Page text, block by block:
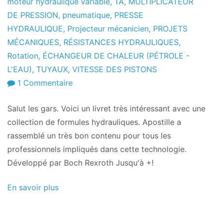
DE PRESSION, pneumatique, PRESSE
HYDRAULIQUE, Projecteur mécanicien, PROJETS
MÉCANIQUES, RÉSISTANCES HYDRAULIQUES,
Rotation, ÉCHANGEUR DE CHALEUR (PÉTROLE -
L'EAU), TUYAUX, VITESSE DES PISTONS
1 Commentairesur
de
formules
hydrauliques
Salut les gars. Voici un livret très intéressant avec une
collection de formules hydrauliques. Apostille a
rassemblé un très bon contenu pour tous les
professionnels impliqués dans cette technologie.
Développé par Boch Rexroth Jusqu'à +!
En savoir plus